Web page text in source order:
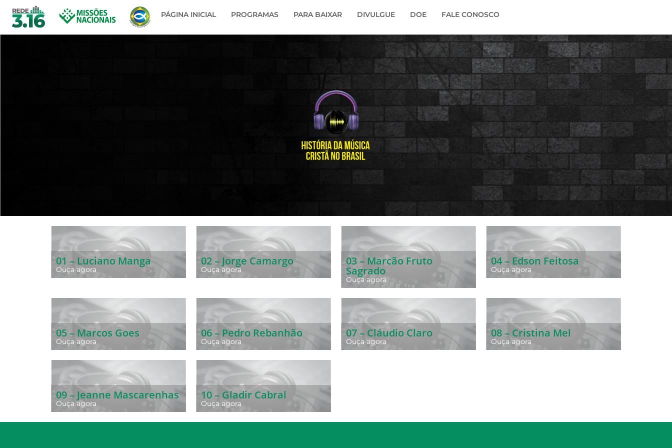
PÁGINA INICIAL PROGRAMAS PARA BAIXAR DIVULGUE DOE FALE CONOSCO
01 – Luciano Manga
Ouça agora
02 – Jorge Camargo
Ouça agora
03 – Marcão Fruto
Sagrado
Ouça agora
04 – Edson Feitosa
Ouça agora
05 – Marcos Goes
Ouça agora
06 – Pedro Rebanhão
Ouça agora
07 – Cláudio Claro
Ouça agora
08 – Cristina Mel
Ouça agora
09 – Jeanne Mascarenhas
Ouça agora
10 – Gladir Cabral
Ouça agora